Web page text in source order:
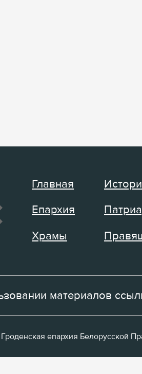
Главная
Епархия
Храмы
материалов
епархия Белорусской